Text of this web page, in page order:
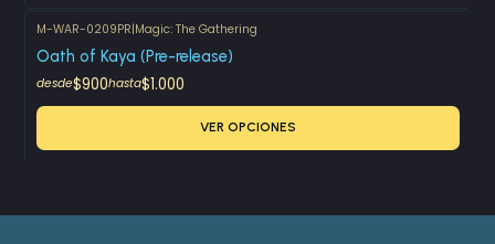
M-WAR-0209PR|Magic: The Gathering
Oath of Kaya (Pre-release)
desde$900hasta$1.000
VER OPCIONES